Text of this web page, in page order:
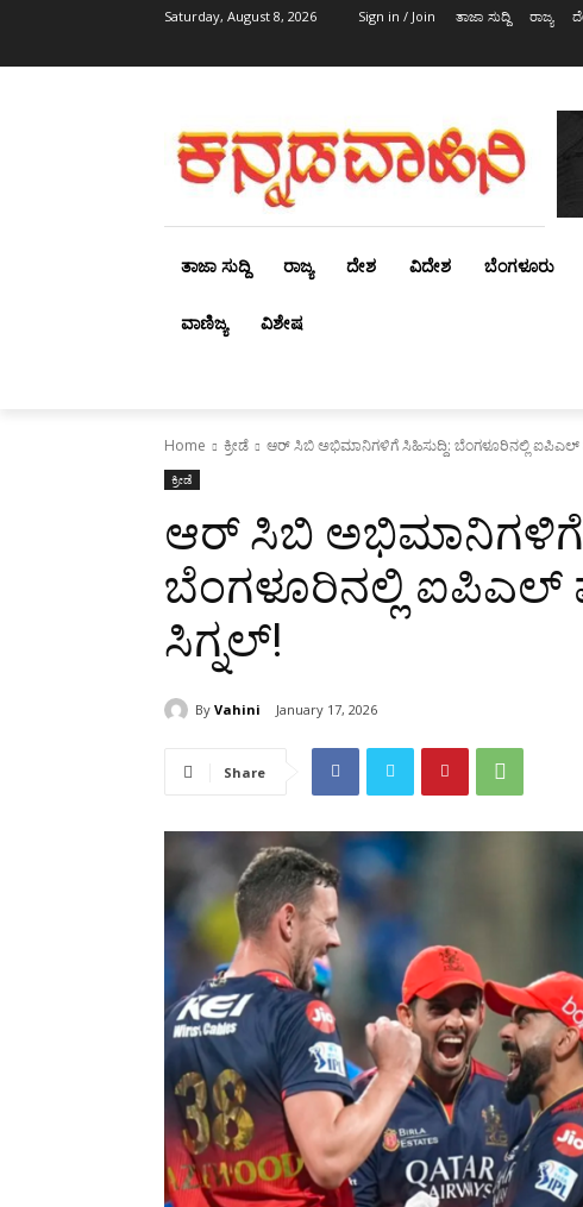
Saturday, August 8, 2026 Sign in / Join ತಾಜಾ ಸುದ್ದಿ ರಾಜ್ಯ
ತಾಜಾ ಸುದ್ದಿ ರಾಜ್ಯ ದೇಶ ವಿದೇಶ ಬೆಂಗಳೂರು
ವಾಣಿಜ್ಯ ವಿಶೇಷ
Home ಕ್ರೀಡೆ ಆರ್ ಸಿಬಿ ಅಭಿಮಾನಿಗಳಿಗೆ ಸಿಹಿಸುದ್ದಿ: ಬೆಂಗಳೂರಿನಲ್ಲಿ ಐಪಿಎಲ್
ಕ್ರೀಡೆ
ಆರ್ ಸಿಬಿ ಅಭಿಮಾನಿಗಳಿಗೆ
ಬೆಂಗಳೂರಿನಲ್ಲಿ ಐಪಿಎಲ್
ಸಿಗ್ನಲ್!
By Vahini January 17, 2026
Share